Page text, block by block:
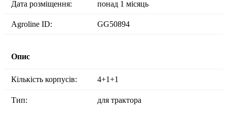
Дата розміщення: понад 1 місяць
Agroline ID: GG50894
Опис
Кількість корпусів: 4+1+1
Тип: для трактора